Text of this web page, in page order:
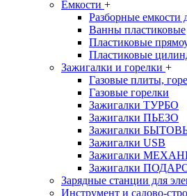
Ёмкости +
Разборные емкости
Ванны пластиковые
Пластиковые
Пластиковые
Зажигалки и горелки +
Газовые плиты,
Газовые горелки
Зажигалки ТУРБО
Зажигалки ПЬЕЗО
Зажигалки
Зажигалки USB
Зажигалки
Зажигалки
Зарядные станции для
Инструмент и садово-